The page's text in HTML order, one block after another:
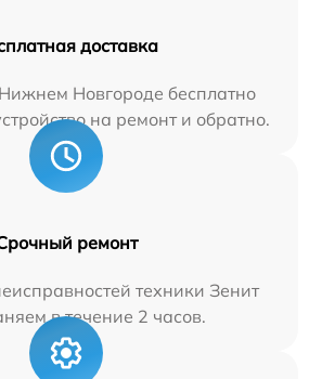
доставка
Новгороде бесплатно
на ремонт и обратно.
ремонт
техники Зенит
в течение 2 часов.